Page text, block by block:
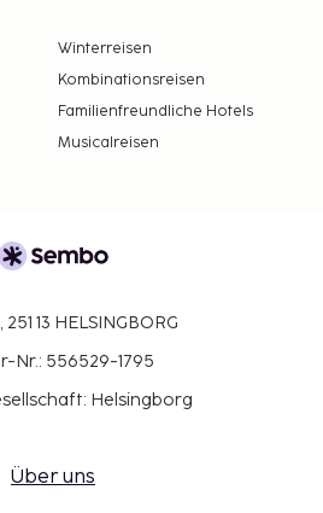
Winterreisen
Kombinationsreisen
Familienfreundliche Hotels
Musicalreisen
251 13 HELSINGBORG
Nr.: 556529-1795
Helsingborg
Über uns